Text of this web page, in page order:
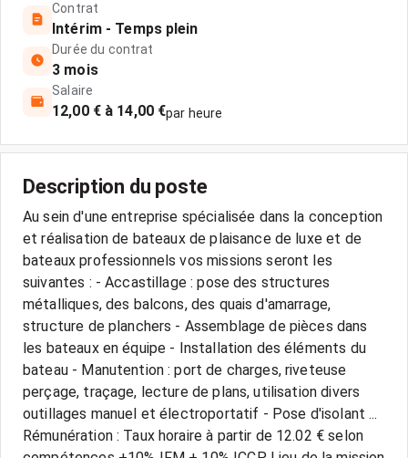
Contrat
Intérim - Temps plein
Durée du contrat
3 mois
Salaire
12,00 € à 14,00 €par heure
Description du poste
Au sein d'une entreprise spécialisée dans la conception
et réalisation de bateaux de plaisance de luxe et de
bateaux professionnels vos missions seront les
suivantes : - Accastillage : pose des structures
métalliques, des balcons, des quais d'amarrage,
structure de planchers - Assemblage de pièces dans
les bateaux en équipe - Installation des éléments du
bateau - Manutention : port de charges, riveteuse
perçage, traçage, lecture de plans, utilisation divers
outillages manuel et électroportatif - Pose d'isolant ...
Rémunération : Taux horaire à partir de 12.02 € selon